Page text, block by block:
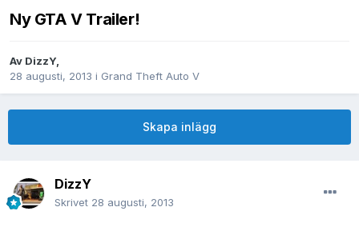
Ny GTA V Trailer!
Av DizzY,
28 augusti, 2013 i Grand Theft Auto V
Skapa inlägg
DizzY
Skrivet 28 augusti, 2013